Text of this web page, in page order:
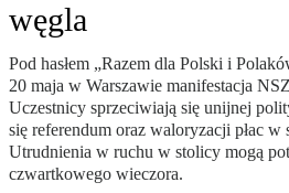
węgla
Pod hasłem „Razem dla Polski i
20 maja w Warszawie manifestacja
Uczestnicy sprzeciwiają się unijnej
się referendum oraz waloryzacji płac w
Utrudnienia w ruchu w stolicy mogą
czwartkowego wieczora.